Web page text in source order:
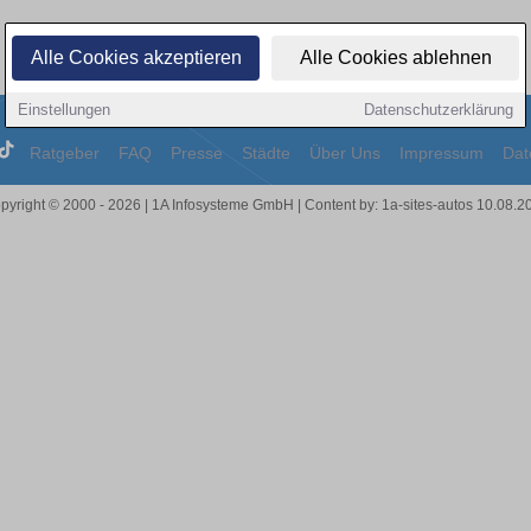
Alle Cookies akzeptieren Alle Cookies ablehnen
Einstellungen Datenschutzerklärung
Ratgeber FAQ Presse Städte Über Uns Impressum
© 2000 - 2026 | 1A Infosysteme GmbH | Content by: 1a-sites-autos